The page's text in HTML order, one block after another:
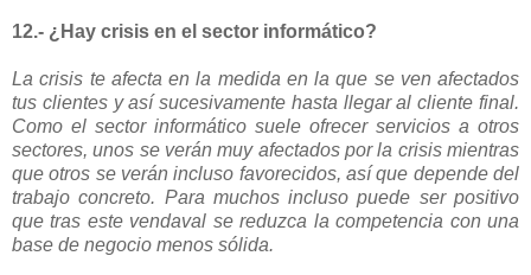
12.- ¿Hay crisis en el sector informático?
La crisis te afecta en la medida en la que se ven afectados
tus clientes y así sucesivamente hasta llegar al cliente final.
Como el sector informático suele ofrecer servicios a otros
sectores, unos se verán muy afectados por la crisis mientras
que otros se verán incluso favorecidos, así que depende del
trabajo concreto. Para muchos incluso puede ser positivo
que tras este vendaval se reduzca la competencia con una
base de negocio menos sólida.